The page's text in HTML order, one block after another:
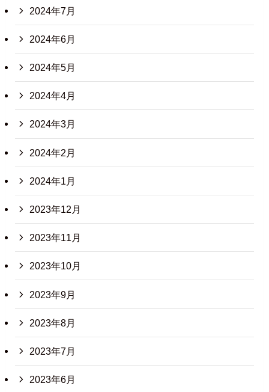
2024年7月
2024年6月
2024年5月
2024年4月
2024年3月
2024年2月
2024年1月
2023年12月
2023年11月
2023年10月
2023年9月
2023年8月
2023年7月
2023年6月